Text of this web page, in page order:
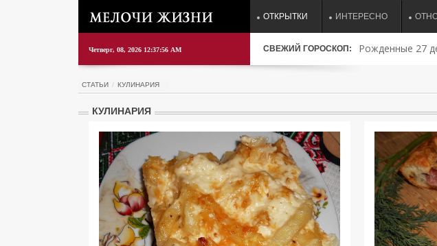
ОТКРЫТКИ ИНТЕРЕСНО
Четверг, 08, 2026 12:37:57 AM СВЕЖИЙ ГОРОСКОП: Рожденные 27
СТАТЬИ КУЛИНАРИЯ
КУЛИНАРИЯ